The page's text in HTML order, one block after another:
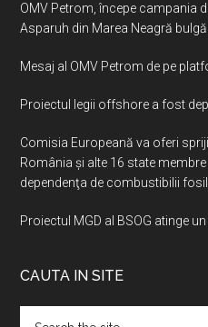
OMV Petrom, începe campania
Asparuh din Marea Neagră
Mesaj al OMV Petrom de pe
Proiectul legii offshore a fost
Comisia Europeană va oferi
România şi alte 16 state
dependenţa de combustibilii
Proiectul MGD al BSOG atinge
CAUTA IN SITE